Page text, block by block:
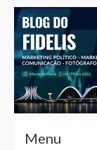
Menu